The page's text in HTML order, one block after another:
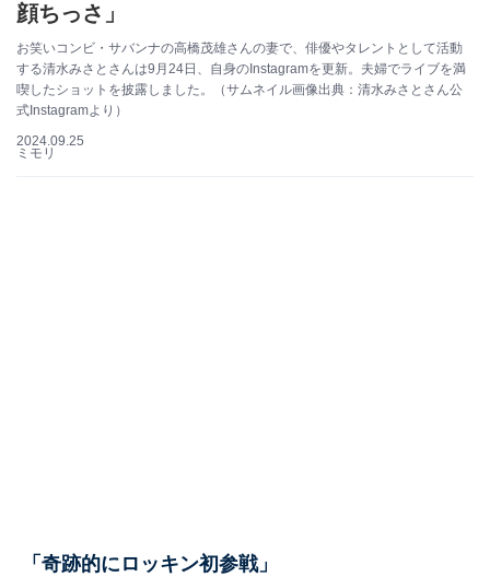
顔ちっさ」
お笑いコンビ・サバンナの高橋茂雄さんの妻で、俳優やタレントとして活動
する清水みさとさんは9月24日、自身のInstagramを更新。夫婦でライブを満
喫したショットを披露しました。（サムネイル画像出典：清水みさとさん公
式Instagramより）
2024.09.25
ミモリ
「奇跡的にロッキン初参戦」